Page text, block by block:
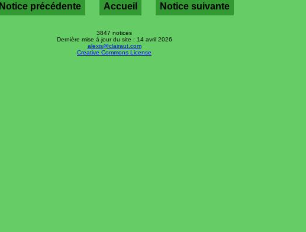
Notice précédente Accueil Notice suivante
3847 notices
Dernière mise à jour du site : 14 avril 2026
alexis@clairaut.com
Creative Commons License